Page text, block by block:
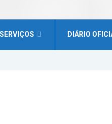
SERVIÇOS DIÁRIO